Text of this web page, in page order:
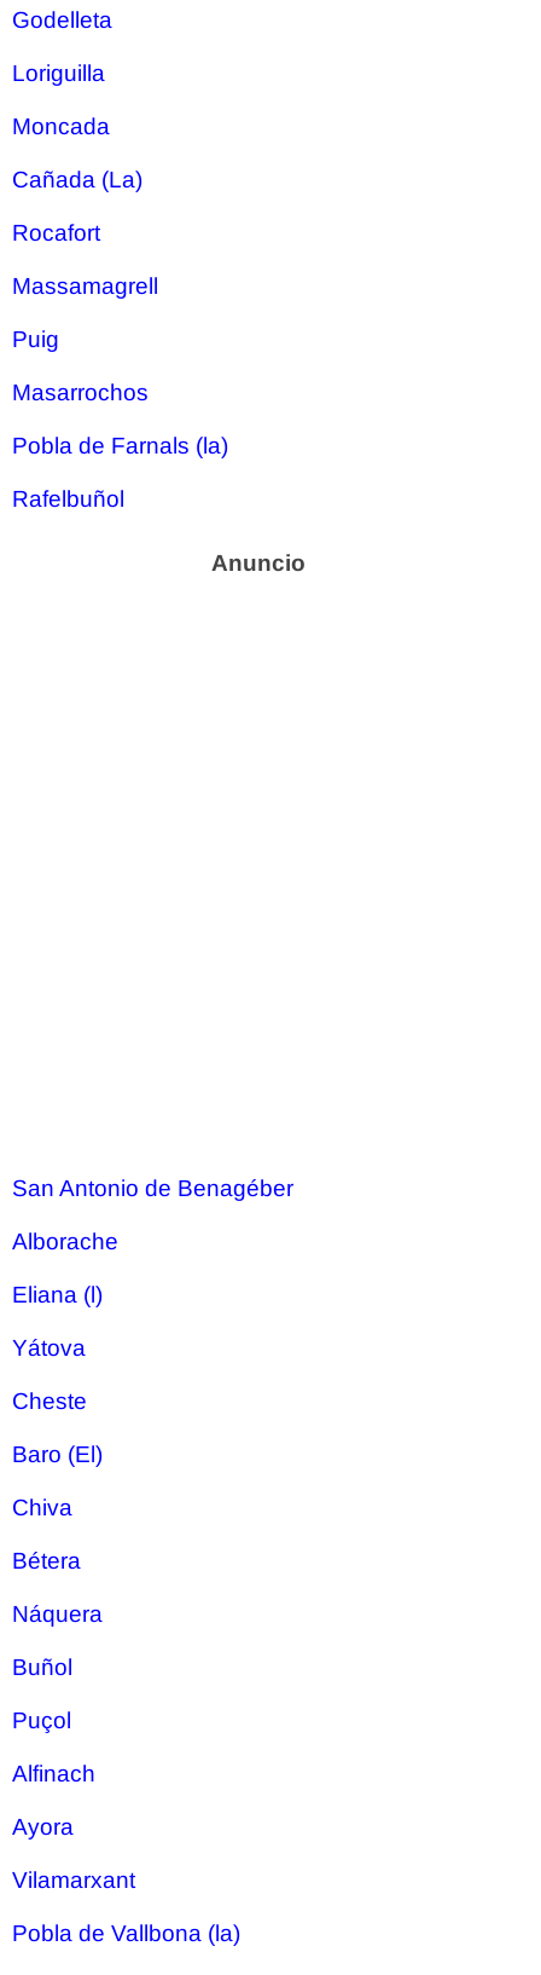
Godelleta
Loriguilla
Moncada
Cañada (La)
Rocafort
Massamagrell
Puig
Masarrochos
Pobla de Farnals (la)
Rafelbuñol
San Antonio de Benagéber
Alborache
Eliana (l)
Yátova
Cheste
Baro (El)
Chiva
Bétera
Náquera
Buñol
Puçol
Alfinach
Ayora
Vilamarxant
Pobla de Vallbona (la)